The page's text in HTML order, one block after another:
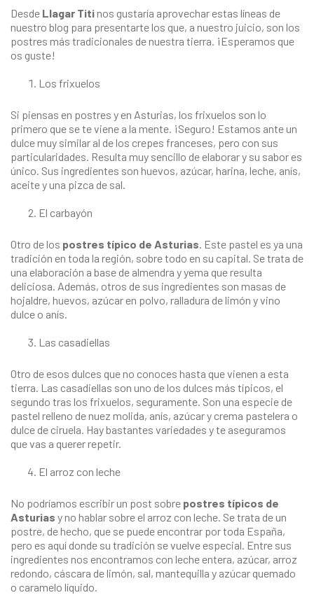
Desde Llagar Titi nos gustaría aprovechar estas líneas de
nuestro blog para presentarte los que, a nuestro juicio, son los
postres más tradicionales de nuestra tierra. ¡Esperamos que
os guste!
Los frixuelos
Si piensas en postres y en Asturias, los frixuelos son lo
primero que se te viene a la mente. ¡Seguro! Estamos ante un
dulce muy similar al de los crepes franceses, pero con sus
particularidades. Resulta muy sencillo de elaborar y su sabor es
único. Sus ingredientes son huevos, azúcar, harina, leche, anís,
aceite y una pizca de sal.
El carbayón
Otro de los postres típico de Asturias. Este pastel es ya una
tradición en toda la región, sobre todo en su capital. Se trata de
una elaboración a base de almendra y yema que resulta
deliciosa. Además, otros de sus ingredientes son masas de
hojaldre, huevos, azúcar en polvo, ralladura de limón y vino
dulce o anís.
Las casadiellas
Otro de esos dulces que no conoces hasta que vienen a esta
tierra. Las casadiellas son uno de los dulces más típicos, el
segundo tras los frixuelos, seguramente. Son una especie de
pastel relleno de nuez molida, anís, azúcar y crema pastelera o
dulce de ciruela. Hay bastantes variedades y te aseguramos
que vas a querer repetir.
El arroz con leche
No podríamos escribir un post sobre postres típicos de
Asturias y no hablar sobre el arroz con leche. Se trata de un
postre, de hecho, que se puede encontrar por toda España,
pero es aquí donde su tradición se vuelve especial. Entre sus
ingredientes nos encontramos con leche entera, azúcar, arroz
redondo, cáscara de limón, sal, mantequilla y azúcar quemado
o caramelo líquido.